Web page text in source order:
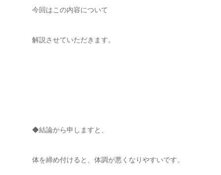
今回はこの内容について
解説させていただきます。
◆結論から申しますと、
体を締め付けると、体調が悪くなりやすいです。